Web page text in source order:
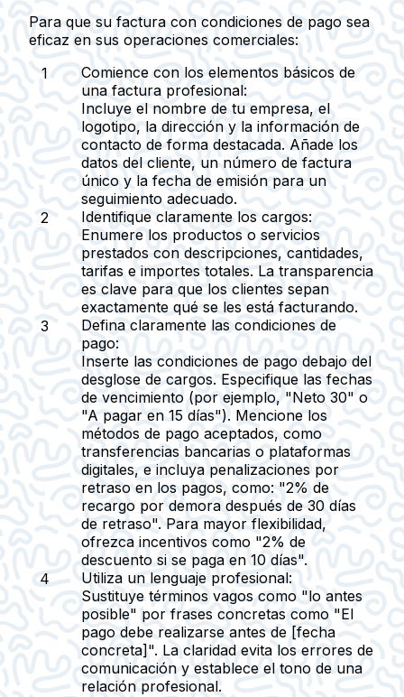
Para que su factura con condiciones de pago sea
eficaz en sus operaciones comerciales:
Comience con los elementos básicos de
una factura profesional:
Incluye el nombre de tu empresa, el
logotipo, la dirección y la información de
contacto de forma destacada. Añade los
datos del cliente, un número de factura
único y la fecha de emisión para un
seguimiento adecuado.
Identifique claramente los cargos:
Enumere los productos o servicios
prestados con descripciones, cantidades,
tarifas e importes totales. La transparencia
es clave para que los clientes sepan
exactamente qué se les está facturando.
Defina claramente las condiciones de
pago:
Inserte las condiciones de pago debajo del
desglose de cargos. Especifique las fechas
de vencimiento (por ejemplo, "Neto 30" o
"A pagar en 15 días"). Mencione los
métodos de pago aceptados, como
transferencias bancarias o plataformas
digitales, e incluya penalizaciones por
retraso en los pagos, como: "2% de
recargo por demora después de 30 días
de retraso". Para mayor flexibilidad,
ofrezca incentivos como "2% de
descuento si se paga en 10 días".
Utiliza un lenguaje profesional:
Sustituye términos vagos como "lo antes
posible" por frases concretas como "El
pago debe realizarse antes de [fecha
concreta]". La claridad evita los errores de
comunicación y establece el tono de una
relación profesional.